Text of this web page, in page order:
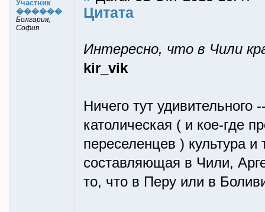
Участник
������
Болгария,
София
Цитата
Интересно, что в Чили
kir_vik
Ничего тут удивительного
католическая ( и кое-где
переселенцев ) культура
составляющая в Чили,
то, что в Перу или в